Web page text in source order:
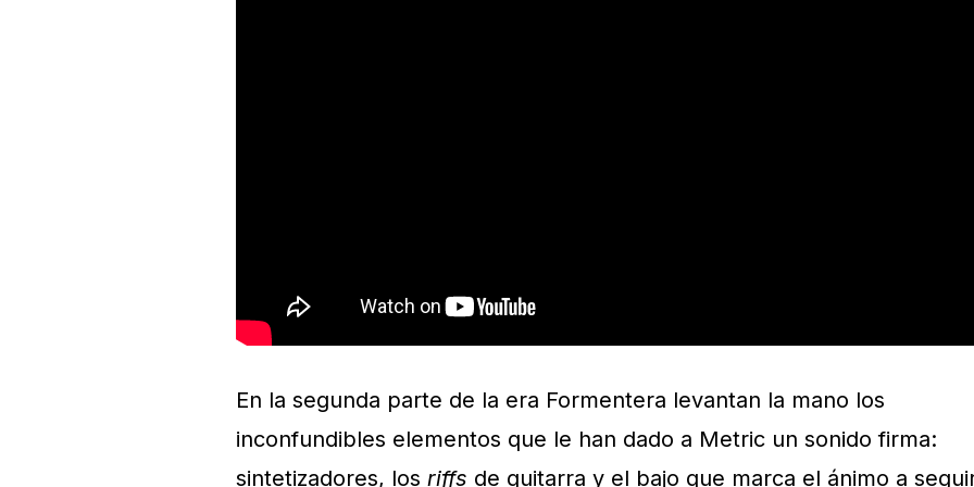
En la segunda parte de la era Formentera levantan la mano los
inconfundibles elementos que le han dado a Metric un sonido firma:
sintetizadores, los riffs de guitarra y el bajo que marca el ánimo a